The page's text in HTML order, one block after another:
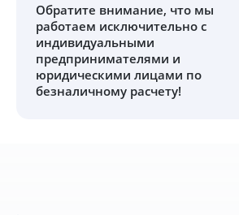
Обратите внимание, что мы
работаем исключительно с
индивидуальными
предпринимателями и
юридическими лицами по
безналичному расчету!